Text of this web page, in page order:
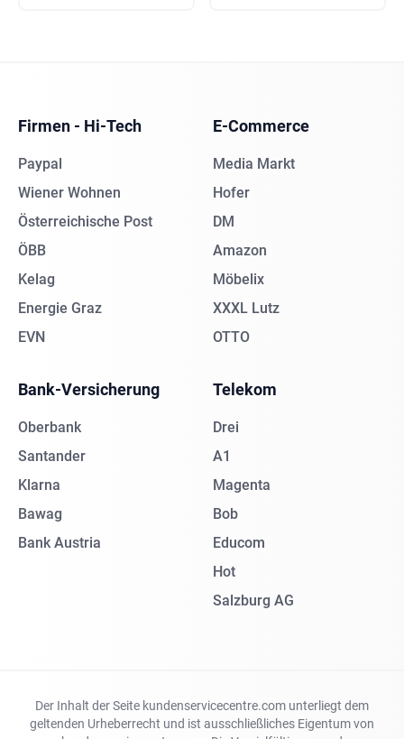
Firmen - Hi-Tech
Paypal
Wiener Wohnen
Österreichische Post
ÖBB
Kelag
Energie Graz
EVN
E-Commerce
Media Markt
Hofer
DM
Amazon
Möbelix
XXXL Lutz
OTTO
Bank-Versicherung
Oberbank
Santander
Klarna
Bawag
Bank Austria
Telekom
Drei
A1
Magenta
Bob
Educom
Hot
Salzburg AG
Der Inhalt der Seite kundenservicecentre.com unterliegt dem
geltenden Urheberrecht und ist ausschließliches Eigentum von